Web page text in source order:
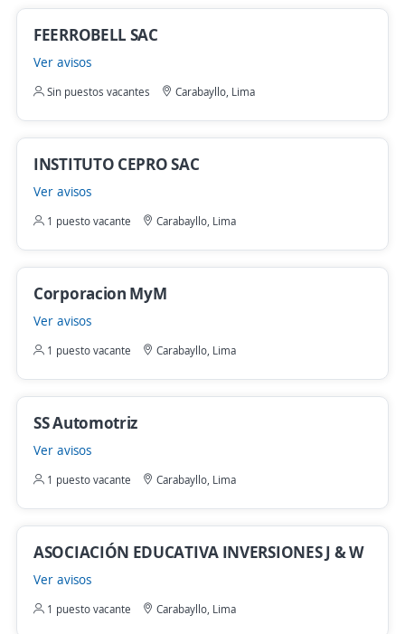
FEERROBELL SAC
Ver avisos
Sin puestos vacantes Carabayllo, Lima
INSTITUTO CEPRO SAC
Ver avisos
1 puesto vacante Carabayllo, Lima
Corporacion MyM
Ver avisos
1 puesto vacante Carabayllo, Lima
SS Automotriz
Ver avisos
1 puesto vacante Carabayllo, Lima
ASOCIACIÓN EDUCATIVA INVERSIONES J & W
Ver avisos
1 puesto vacante Carabayllo, Lima